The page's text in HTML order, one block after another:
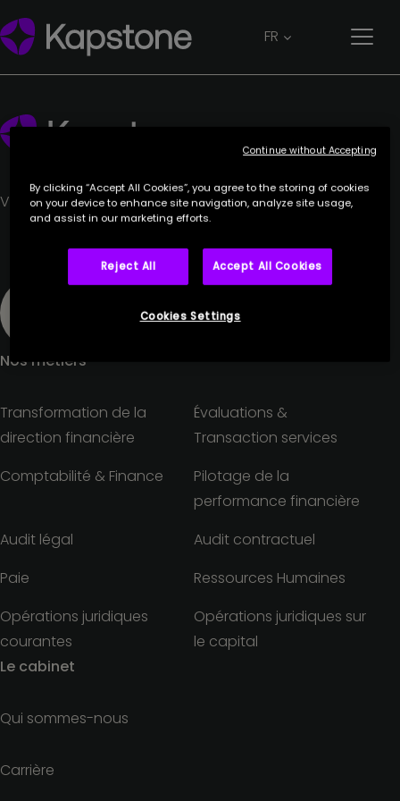
FR
4 juillet 2023
Votre partenaire de confiance.
Nos métiers
Transformation de la
direction financière
Évaluations &
Transaction services
Comptabilité & Finance
Pilotage de la
performance financière
Audit légal
Audit contractuel
Paie
Ressources Humaines
Opérations juridiques
courantes
Opérations juridiques sur
le capital
Le cabinet
Qui sommes-nous
Carrière
By clicking “Accept All Cookies”, you agree to the storing of cookies
on your device to enhance site navigation, analyze site usage,
and assist in our marketing efforts.
Reject All Accept All Cookies
Cookies Settings
Continue without Accepting